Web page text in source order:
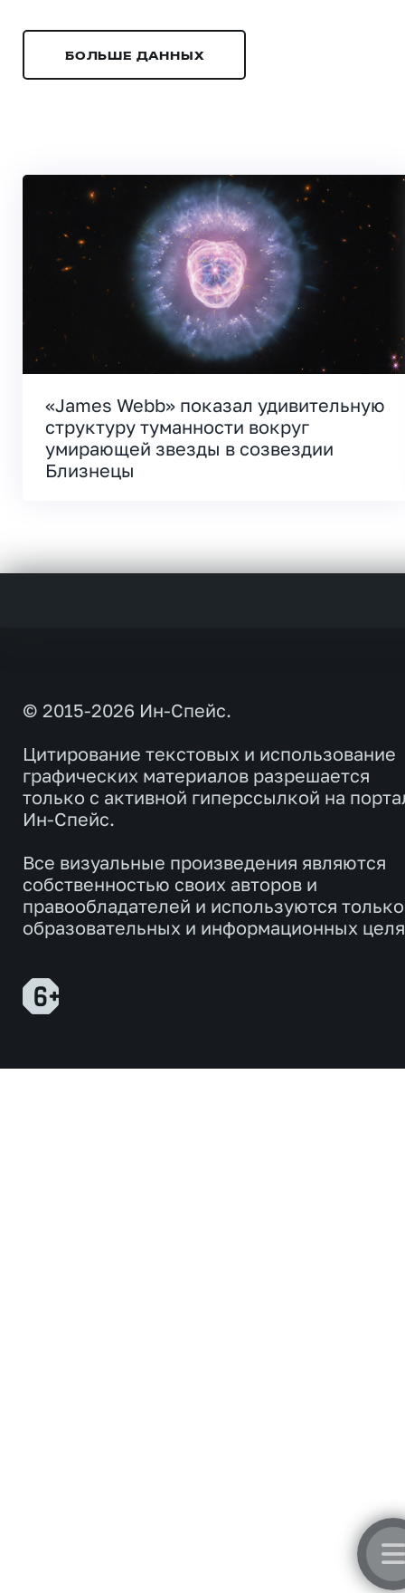
БОЛЬШЕ ДАННЫХ
«James Webb» показал удивительную
структуру туманности вокруг
умирающей звезды в созвездии
Близнецы
© 2015-2026 Ин-Спейс.
Цитирование текстовых и использование
графических материалов разрешается
только с активной гиперссылкой на
Ин-Спейс.
Все визуальные произведения являются
собственностью своих авторов и
правообладателей и используются
образовательных и информационных